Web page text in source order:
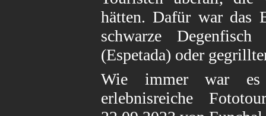
hätten. Dafür war das
schwarze
(Espetada) oder
Wie immer war es
erlebnisreiche